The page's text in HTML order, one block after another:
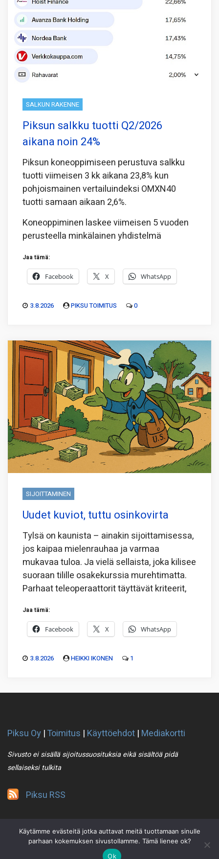
SALKUN RAKENNE
Piksun salkku tuotti Q2/2026
aikana noin 24%
Piksun koneoppimiseen perustuva salkku
tuotti viimeisen 3 kk aikana 23,8% kun
pohjoismainen vertailuindeksi OMXN40
tuotti samaan aikaan 2,6%.
Koneoppiminen laskee viimeisen 5 vuoden
perusteella minkälainen yhdistelmä
Jaa tämä:
Facebook X WhatsApp
3.8.2026 PIKSU TOIMITUS 0
SIJOITTAMINEN
Uudet kuviot, tuttu osinkovirta
Tylsä on kaunista – ainakin sijoittamisessa,
jos kaipaa mielenrauhaa ja varmaa
mukavaa tuloa. Ja vielä sellaista, joka kilisee
suoraan tilille osakekurssia murehtimatta.
Parhaat teleoperaattorit täyttävät kriteerit,
Jaa tämä:
Facebook X WhatsApp
3.8.2026 HEIKKI IKONEN 1
Piksu Oy |Toimitus | Käyttöehdot | Mediakortti
Sivusto ei sisällä sijoitussuosituksia eikä sisältöä pidä
sellaiseksi tulkita
Piksu RSS
Käytämme evästeitä jotka auttavat meitä tuottamaan sinulle
parhaan kokemuksen sivustollamme. Tämä lienee ok?
Ok